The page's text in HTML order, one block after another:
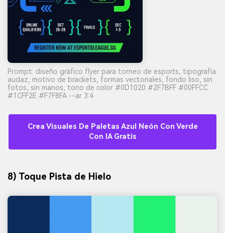
Prompt: diseño gráfico flyer para torneo de esports, tipografía
audaz, motivo de brackets, formas vectoriales, fondo liso, sin
fotos, sin manos, tono de color #0D1020 #2F7BFF #00FFCC
#1CFF2E #F7F8FA --ar 3:4
Crea Visuales De Paletas Azul Neón Con Verde
Con IA Gratis
8) Toque Pista de Hielo